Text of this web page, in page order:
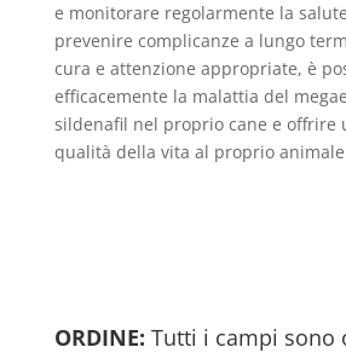
e monitorare regolarmente la
prevenire complicanze a lungo
cura e attenzione appropriate, è
efficacemente la malattia del
sildenafil nel proprio cane e offrire
qualità della vita al proprio
ORDINE: Tutti i campi sono